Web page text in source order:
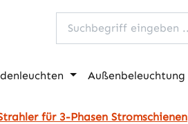
Außenbeleuchtung
für 3-Phasen Stromschienen